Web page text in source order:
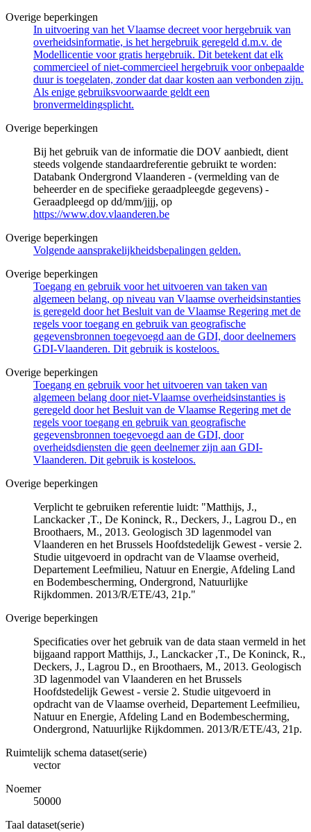
Overige beperkingen
In uitvoering van het Vlaamse decreet voor hergebruik van
overheidsinformatie, is het hergebruik geregeld d.m.v. de
Modellicentie voor gratis hergebruik. Dit betekent dat elk
commercieel of niet-commercieel hergebruik voor onbepaalde
duur is toegelaten, zonder dat daar kosten aan verbonden zijn.
Als enige gebruiksvoorwaarde geldt een
bronvermeldingsplicht.
Overige beperkingen
Bij het gebruik van de informatie die DOV aanbiedt, dient
steeds volgende standaardreferentie gebruikt te worden:
Databank Ondergrond Vlaanderen - (vermelding van de
beheerder en de specifieke geraadpleegde gegevens) -
Geraadpleegd op dd/mm/jjjj, op
https://www.dov.vlaanderen.be
Overige beperkingen
Volgende aansprakelijkheidsbepalingen gelden.
Overige beperkingen
Toegang en gebruik voor het uitvoeren van taken van
algemeen belang, op niveau van Vlaamse overheidsinstanties
is geregeld door het Besluit van de Vlaamse Regering met de
regels voor toegang en gebruik van geografische
gegevensbronnen toegevoegd aan de GDI, door deelnemers
GDI-Vlaanderen. Dit gebruik is kosteloos.
Overige beperkingen
Toegang en gebruik voor het uitvoeren van taken van
algemeen belang door niet-Vlaamse overheidsinstanties is
geregeld door het Besluit van de Vlaamse Regering met de
regels voor toegang en gebruik van geografische
gegevensbronnen toegevoegd aan de GDI, door
overheidsdiensten die geen deelnemer zijn aan GDI-
Vlaanderen. Dit gebruik is kosteloos.
Overige beperkingen
Verplicht te gebruiken referentie luidt: "Matthijs, J.,
Lanckacker ,T., De Koninck, R., Deckers, J., Lagrou D., en
Broothaers, M., 2013. Geologisch 3D lagenmodel van
Vlaanderen en het Brussels Hoofdstedelijk Gewest - versie 2.
Studie uitgevoerd in opdracht van de Vlaamse overheid,
Departement Leefmilieu, Natuur en Energie, Afdeling Land
en Bodembescherming, Ondergrond, Natuurlijke
Rijkdommen. 2013/R/ETE/43, 21p."
Overige beperkingen
Specificaties over het gebruik van de data staan vermeld in het
bijgaand rapport Matthijs, J., Lanckacker ,T., De Koninck, R.,
Deckers, J., Lagrou D., en Broothaers, M., 2013. Geologisch
3D lagenmodel van Vlaanderen en het Brussels
Hoofdstedelijk Gewest - versie 2. Studie uitgevoerd in
opdracht van de Vlaamse overheid, Departement Leefmilieu,
Natuur en Energie, Afdeling Land en Bodembescherming,
Ondergrond, Natuurlijke Rijkdommen. 2013/R/ETE/43, 21p.
Ruimtelijk schema dataset(serie)
vector
Noemer
50000
Taal dataset(serie)